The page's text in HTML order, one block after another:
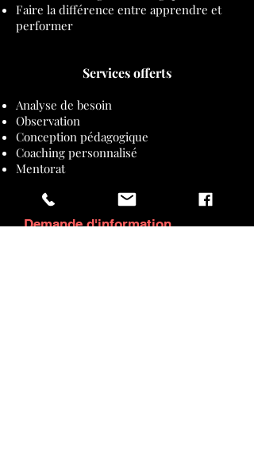
Faire la différence entre apprendre et
performer
Services offerts
Analyse de besoin
Observation
Conception pédagogique
Coaching personnalisé
Mentorat
Demande d'information